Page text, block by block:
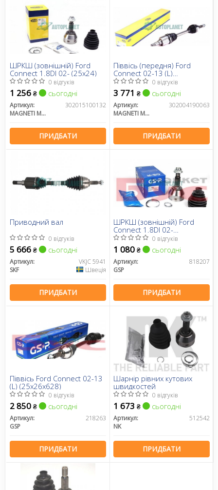
ШРКШ (зовнішній) Ford
Connect 1.8DI 02- (25x24)
0 відгуків
1 256 ₴ сьогодні
Артикул:
302015100132
MAGNETI MARELLI
ПРИДБАТИ
Піввісь (передня) Ford
Connect 02-13 (L)
(25x26x628)0 відгуків
3 771 ₴ сьогодні
Артикул:
302004190063
MAGNETI MARELLI
ПРИДБАТИ
Приводний вал
0 відгуків
5 666 ₴ сьогодні
Артикул:
VKJC 5941
SKF
Швеція
ПРИДБАТИ
ШРКШ (зовнішній) Ford
Connect 1.8DI 02-
(25x24x156.5)0 відгуків
1 080 ₴ сьогодні
Артикул:
818207
GSP
ПРИДБАТИ
Піввісь Ford Connect 02-13
(L) (25x26x628)
0 відгуків
2 850 ₴ сьогодні
Артикул:
218263
GSP
ПРИДБАТИ
Шарнір рівних кутових
швидкостей
0 відгуків
1 673 ₴ сьогодні
Артикул:
512542
NK
ПРИДБАТИ